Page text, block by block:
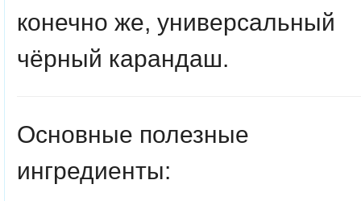
конечно же, универсальный
чёрный карандаш.
Основные полезные
ингредиенты: